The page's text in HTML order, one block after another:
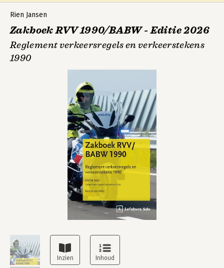
niet meer in die editie leverbaar en is vervangen door de
onderstaande editie.
Rien Jansen
Zakboek RVV 1990/BABW - Editie 2026
Reglement verkeersregels en verkeerstekens
1990